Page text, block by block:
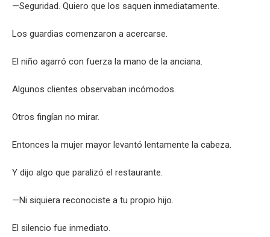
—Seguridad. Quiero que los saquen inmediatamente.
Los guardias comenzaron a acercarse.
El niño agarró con fuerza la mano de la anciana.
Algunos clientes observaban incómodos.
Otros fingían no mirar.
Entonces la mujer mayor levantó lentamente la cabeza.
Y dijo algo que paralizó el restaurante.
—Ni siquiera reconociste a tu propio hijo.
El silencio fue inmediato.